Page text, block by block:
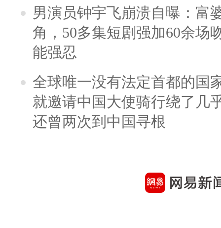
男演员钟宇飞崩溃自曝：富
角，50多集短剧强加60余场
能强忍
全球唯一没有法定首都的国
就邀请中国大使骑行绕了几
还曾两次到中国寻根